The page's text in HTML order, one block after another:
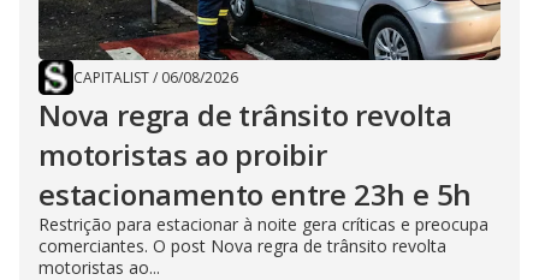
CAPITALIST/ 06/08/2026
Nova regra de trânsito revolta
motoristas ao proibir
estacionamento entre 23h e 5h
Restrição para estacionar à noite gera críticas e preocupa
comerciantes. O post Nova regra de trânsito revolta
motoristas ao...